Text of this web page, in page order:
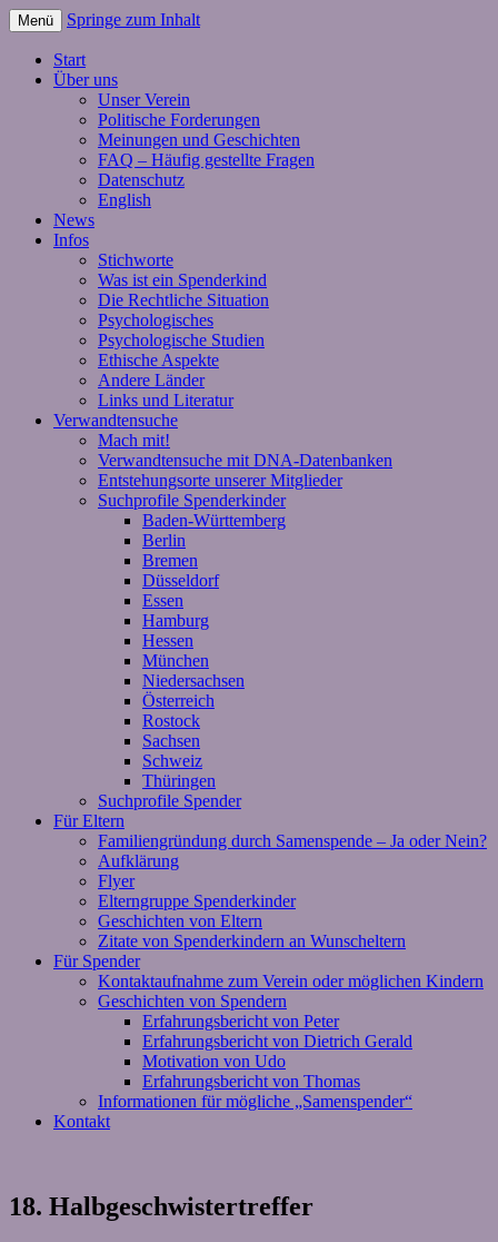
Menü Springe zum Inhalt
Start
Über uns
Unser Verein
Politische Forderungen
Meinungen und Geschichten
FAQ – Häufig gestellte Fragen
Datenschutz
English
News
Infos
Stichworte
Was ist ein Spenderkind
Die Rechtliche Situation
Psychologisches
Psychologische Studien
Ethische Aspekte
Andere Länder
Links und Literatur
Verwandtensuche
Mach mit!
Verwandtensuche mit DNA-Datenbanken
Entstehungsorte unserer Mitglieder
Suchprofile Spenderkinder
Baden-Württemberg
Berlin
Bremen
Düsseldorf
Essen
Hamburg
Hessen
München
Niedersachsen
Österreich
Rostock
Sachsen
Schweiz
Thüringen
Suchprofile Spender
Für Eltern
Familiengründung durch Samenspende – Ja oder Nein?
Aufklärung
Flyer
Elterngruppe Spenderkinder
Geschichten von Eltern
Zitate von Spenderkindern an Wunscheltern
Für Spender
Kontaktaufnahme zum Verein oder möglichen Kindern
Geschichten von Spendern
Erfahrungsbericht von Peter
Erfahrungsbericht von Dietrich Gerald
Motivation von Udo
Erfahrungsbericht von Thomas
Informationen für mögliche „Samenspender“
Kontakt
18. Halbgeschwistertreffer